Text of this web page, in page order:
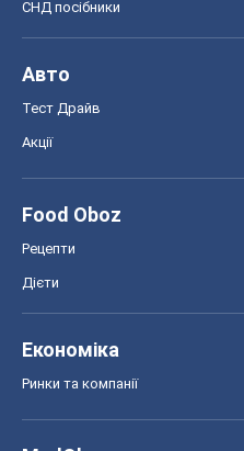
СНД посібники
Авто
Тест Драйв
Акції
Food Oboz
Рецепти
Дієти
Економіка
Ринки та компанії